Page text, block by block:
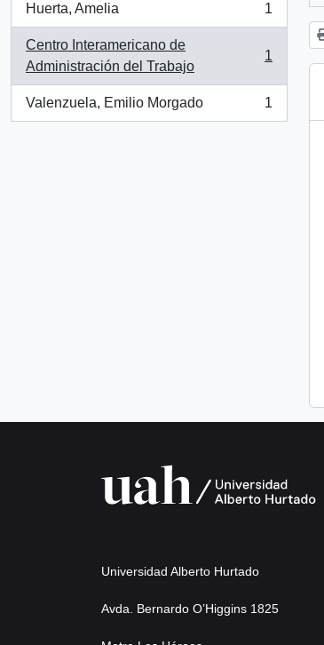
Huerta, Amelia
, 1 resultados
1
Centro Interamericano de
Administración del Trabajo
, 1 resultados
1
Valenzuela, Emilio Morgado
, 1 resultados
1
Universidad Alberto Hurtado
Avda. Bernardo O’Higgins 1825